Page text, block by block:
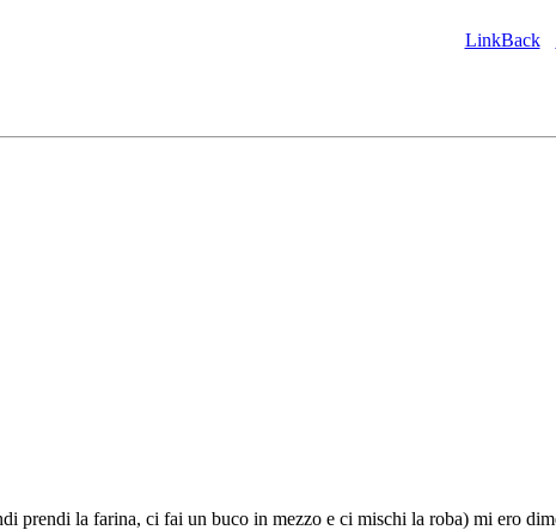
LinkBack
prendi la farina, ci fai un buco in mezzo e ci mischi la roba) mi ero